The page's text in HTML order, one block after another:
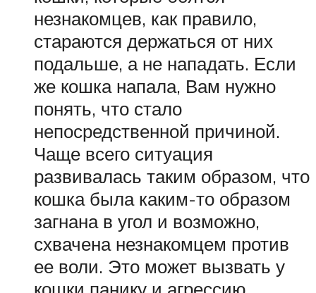
незнакомцев, как правило,
стараются держаться от них
подальше, а не нападать. Если
же кошка напала, Вам нужно
понять, что стало
непосредственной причиной.
Чаще всего ситуация
развивалась таким образом, что
кошка была каким-то образом
загнана в угол и возможно,
схвачена незнакомцем против
ее воли. Это может вызвать у